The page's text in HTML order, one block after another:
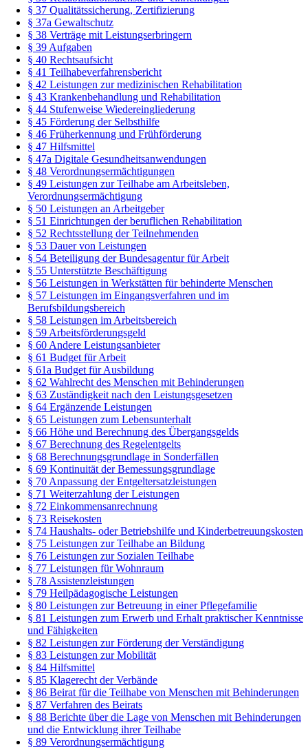
§ 37 Qualitätssicherung, Zertifizierung
§ 37a Gewaltschutz
§ 38 Verträge mit Leistungserbringern
§ 39 Aufgaben
§ 40 Rechtsaufsicht
§ 41 Teilhabeverfahrensbericht
§ 42 Leistungen zur medizinischen Rehabilitation
§ 43 Krankenbehandlung und Rehabilitation
§ 44 Stufenweise Wiedereingliederung
§ 45 Förderung der Selbsthilfe
§ 46 Früherkennung und Frühförderung
§ 47 Hilfsmittel
§ 47a Digitale Gesundheitsanwendungen
§ 48 Verordnungsermächtigungen
§ 49 Leistungen zur Teilhabe am Arbeitsleben,
Verordnungsermächtigung
§ 50 Leistungen an Arbeitgeber
§ 51 Einrichtungen der beruflichen Rehabilitation
§ 52 Rechtsstellung der Teilnehmenden
§ 53 Dauer von Leistungen
§ 54 Beteiligung der Bundesagentur für Arbeit
§ 55 Unterstützte Beschäftigung
§ 56 Leistungen in Werkstätten für behinderte Menschen
§ 57 Leistungen im Eingangsverfahren und im
Berufsbildungsbereich
§ 58 Leistungen im Arbeitsbereich
§ 59 Arbeitsförderungsgeld
§ 60 Andere Leistungsanbieter
§ 61 Budget für Arbeit
§ 61a Budget für Ausbildung
§ 62 Wahlrecht des Menschen mit Behinderungen
§ 63 Zuständigkeit nach den Leistungsgesetzen
§ 64 Ergänzende Leistungen
§ 65 Leistungen zum Lebensunterhalt
§ 66 Höhe und Berechnung des Übergangsgelds
§ 67 Berechnung des Regelentgelts
§ 68 Berechnungsgrundlage in Sonderfällen
§ 69 Kontinuität der Bemessungsgrundlage
§ 70 Anpassung der Entgeltersatzleistungen
§ 71 Weiterzahlung der Leistungen
§ 72 Einkommensanrechnung
§ 73 Reisekosten
§ 74 Haushalts- oder Betriebshilfe und Kinderbetreuungskosten
§ 75 Leistungen zur Teilhabe an Bildung
§ 76 Leistungen zur Sozialen Teilhabe
§ 77 Leistungen für Wohnraum
§ 78 Assistenzleistungen
§ 79 Heilpädagogische Leistungen
§ 80 Leistungen zur Betreuung in einer Pflegefamilie
§ 81 Leistungen zum Erwerb und Erhalt praktischer Kenntnisse
und Fähigkeiten
§ 82 Leistungen zur Förderung der Verständigung
§ 83 Leistungen zur Mobilität
§ 84 Hilfsmittel
§ 85 Klagerecht der Verbände
§ 86 Beirat für die Teilhabe von Menschen mit Behinderungen
§ 87 Verfahren des Beirats
§ 88 Berichte über die Lage von Menschen mit Behinderungen
und die Entwicklung ihrer Teilhabe
§ 89 Verordnungsermächtigung